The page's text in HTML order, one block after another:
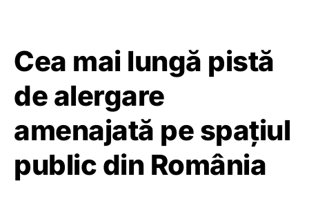
Cea mai lungă pistă
de alergare
amenajată pe spațiul
public din România